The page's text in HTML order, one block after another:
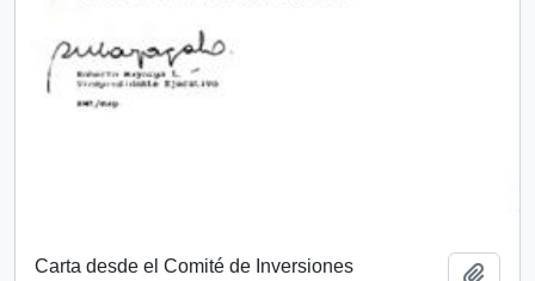
Carta desde el Comité de Inversiones